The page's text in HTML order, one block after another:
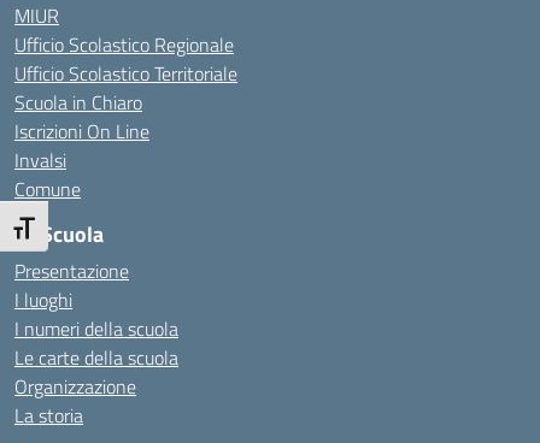
Attiva/disattiva dimensione testo
MIUR
Ufficio Scolastico Regionale
Ufficio Scolastico Territoriale
Scuola in Chiaro
Iscrizioni On Line
Invalsi
Comune
La Scuola
Presentazione
I luoghi
I numeri della scuola
Le carte della scuola
Organizzazione
La storia